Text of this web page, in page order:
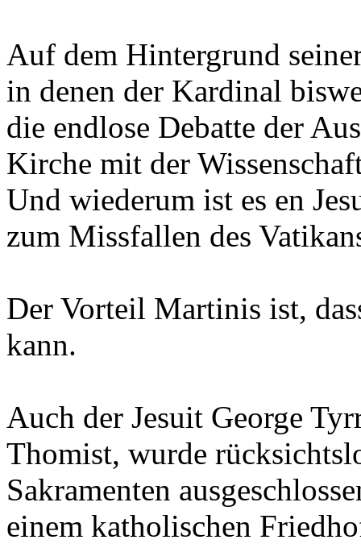
Auf dem Hintergrund
in denen der Kardinal
die endlose Debatte der
Kirche mit der
Und wiederum ist es en
zum Missfallen des
Der Vorteil Martinis ist,
kann.
Auch der Jesuit George
Thomist, wurde
Sakramenten
einem katholischen